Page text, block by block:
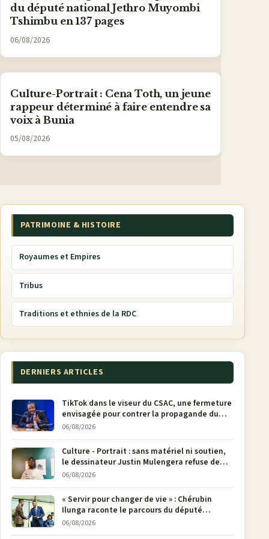
du député national Jethro Muyombi
Tshimbu en 137 pages
06/08/2026
Culture-Portrait : Cena Toth, un jeune
rappeur déterminé à faire entendre sa
voix à Bunia
05/08/2026
PATRIMOINE & HISTOIRE
Royaumes et Empires
Tribus
Traditions et ethnies de la RDC
DERNIERS ARTICLES
TikTok dans le viseur du CSAC, une fermeture
envisagée pour contrer la propagande du
M23
06/08/2026
Culture - Portrait : sans matériel ni soutien,
le dessinateur Justin Mulengera refuse de
poser son crayon
06/08/2026
« Servir pour changer de vie » : Chérubin
Ilunga raconte le parcours du député
national Jethro Muyombi Tshimbu en 137
06/08/2026